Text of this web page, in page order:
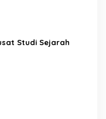
Studi Sejarah